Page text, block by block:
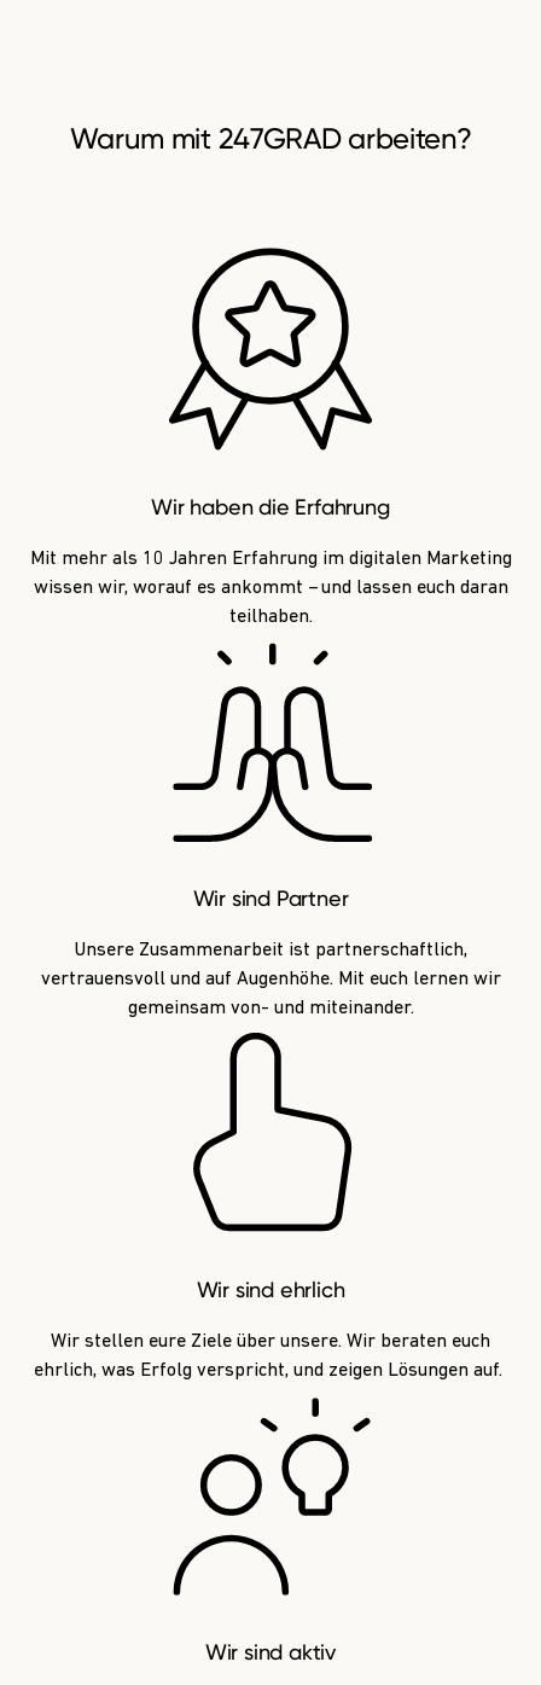
Warum mit 247GRAD arbeiten?
Wir haben die Erfahrung
Mit mehr als 10 Jahren Erfahrungim digitalen Marketing
wissen wir, worauf es ankommt – und lassen euch daran
teilhaben.
Wir sind Partner
Unsere Zusammenarbeit ist partnerschaftlich,
vertrauensvoll und auf Augenhöhe. Mit euch lernen wir
gemeinsam von- und miteinander.
Wir sind ehrlich
Wir stellen eure Ziele über unsere. Wir beraten euch
ehrlich, was Erfolg verspricht, und zeigen Lösungen auf.
Wir sind aktiv